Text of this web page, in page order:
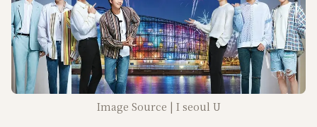
Image Source | I seoul U